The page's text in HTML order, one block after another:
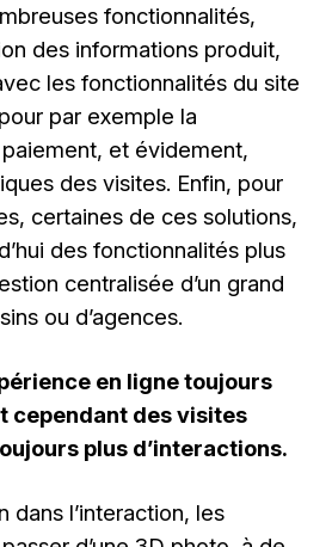
fonctionnalités,
des informations produit,
les fonctionnalités du site
par exemple la
et évidement,
des visites. Enfin, pour
certaines de ces solutions,
des fonctionnalités plus
centralisée d’un grand
ou d’agences.
en ligne toujours
cependant des visites
plus d’interactions.
dans l’interaction, les